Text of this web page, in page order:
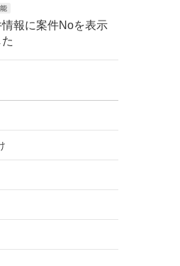
報に案件Noを表示